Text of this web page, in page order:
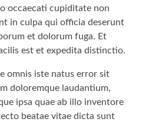
occaecati cupiditate non
in culpa qui officia deserunt
et dolorum fuga. Et
est et expedita distinctio.
omnis iste natus error sit
doloremque laudantium,
ipsa quae ab illo inventore
beatae vitae dicta sunt